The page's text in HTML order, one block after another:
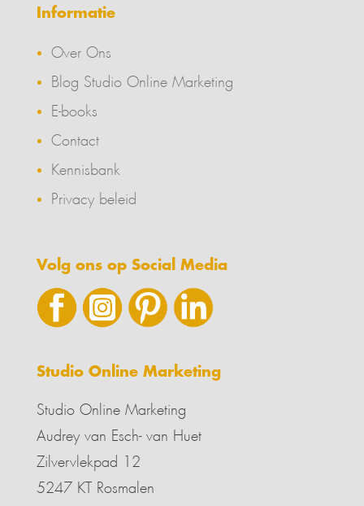
Informatie
Over Ons
Blog Studio Online Marketing
E-books
Contact
Kennisbank
Privacy beleid
Volg ons op Social Media
Studio Online Marketing
Studio Online Marketing
Audrey van Esch- van Huet
Zilvervlekpad 12
5247 KT Rosmalen